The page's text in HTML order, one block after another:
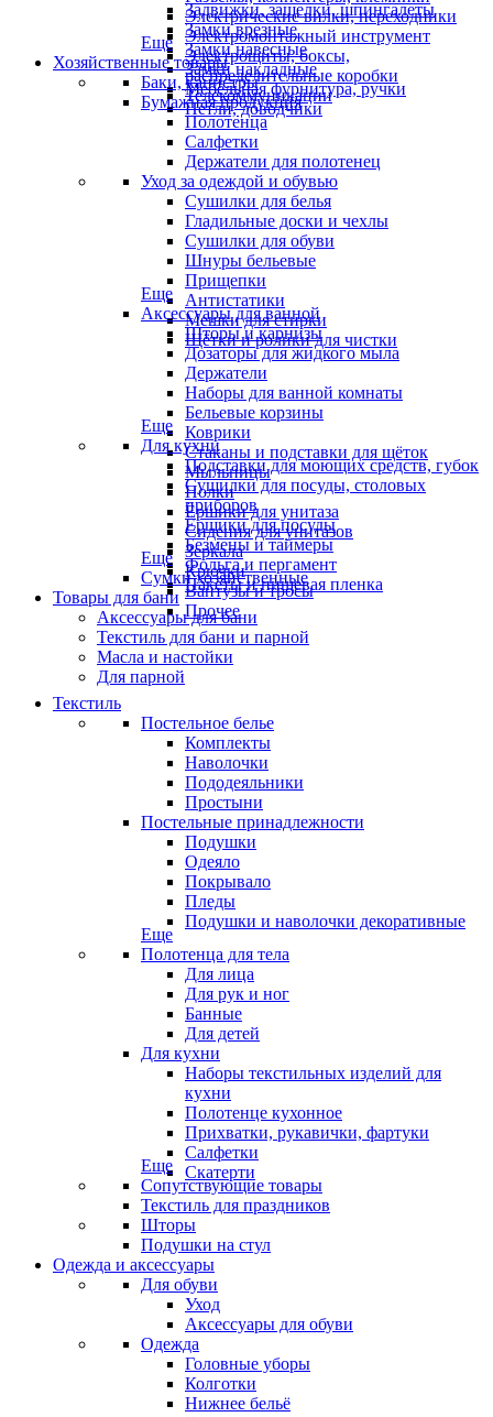
Электрические вилки, переходники
Электромонтажный инструмент
Электрощиты, боксы,
распределительные коробки
Телекоммуникации
Задвижки, защелки, шпингалеты
Замки врезные
Замки навесные
Замки накладные
Мебельная фурнитура, ручки
Петли, доводчики
Еще
Хозяйственные товары
Баки, канистры
Бумажная продукция
Полотенца
Салфетки
Держатели для полотенец
Уход за одеждой и обувью
Сушилки для белья
Гладильные доски и чехлы
Сушилки для обуви
Шнуры бельевые
Прищепки
Антистатики
Мешки для стирки
Щётки и ролики для чистки
Еще
Аксессуары для ванной
Шторы и карнизы
Дозаторы для жидкого мыла
Держатели
Наборы для ванной комнаты
Бельевые корзины
Коврики
Стаканы и подставки для щёток
Мыльницы
Полки
Ёршики для унитаза
Сидения для унитазов
Зеркала
Крючки
Вантузы и тросы
Прочее
Еще
Для кухни
Подставки для моющих средств, губок
Сушилки для посуды, столовых
приборов
Ёршики для посуды
Безмены и таймеры
Фольга и пергамент
Пакеты и пищевая пленка
Еще
Сумки хозяйственные
Товары для бани
Аксессуары для бани
Текстиль для бани и парной
Масла и настойки
Для парной
Текстиль
Постельное белье
Комплекты
Наволочки
Пододеяльники
Простыни
Постельные принадлежности
Подушки
Одеяло
Покрывало
Пледы
Подушки и наволочки декоративные
Еще
Полотенца для тела
Для лица
Для рук и ног
Банные
Для детей
Для кухни
Наборы текстильных изделий для
кухни
Полотенце кухонное
Прихватки, рукавички, фартуки
Салфетки
Скатерти
Еще
Сопутствующие товары
Текстиль для праздников
Шторы
Подушки на стул
Одежда и аксессуары
Для обуви
Уход
Аксессуары для обуви
Одежда
Головные уборы
Колготки
Нижнее бельё